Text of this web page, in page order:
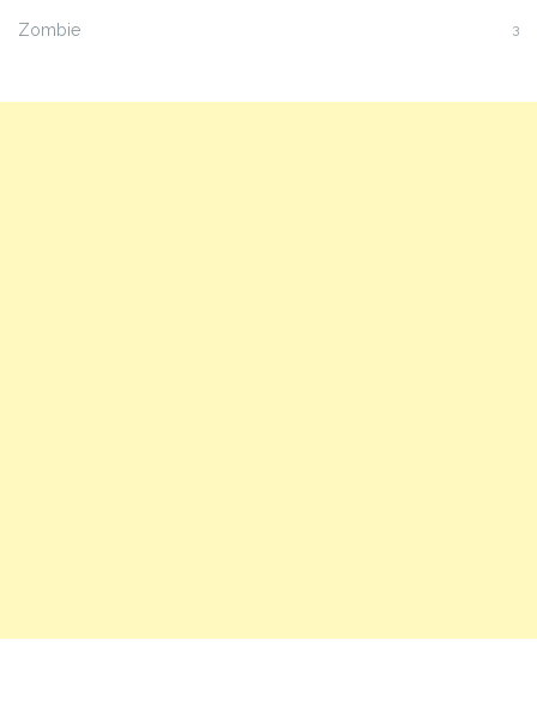
Zombie 3